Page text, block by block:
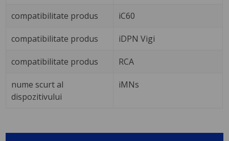
compatibilitate produs iC60
compatibilitate produs iDPN Vigi
compatibilitate produs RCA
nume scurt al
dispozitivului
iMNs